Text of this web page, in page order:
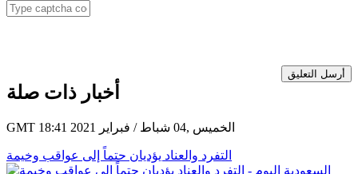
أرسل التعليق
أخبار ذات صلة
GMT 18:41 2021 الخميس ,04 شباط / فبراير
التفرد والعناد يؤديان حتماً إلى عواقب وخيمة